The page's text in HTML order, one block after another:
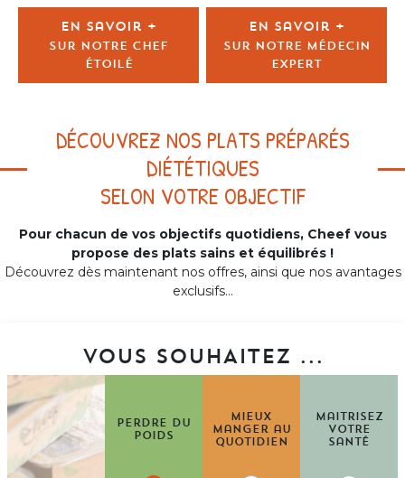
En savoir +
sur notre chef
étoilé
En savoir +
sur notre médecin
expert
DÉCOUVREZ NOS PLATS PRÉPARÉS
DIÉTÉTIQUES
SELON VOTRE OBJECTIF
Pour chacun de vos objectifs quotidiens, Cheef vous
propose des plats sains et équilibrés !
Découvrez dès maintenant nos offres, ainsi que nos avantages
exclusifs...
VOUS SOUHAITEZ ...
Perdre du
poids
Mieux
manger au
quotidien
Maitrisez
votre
santé